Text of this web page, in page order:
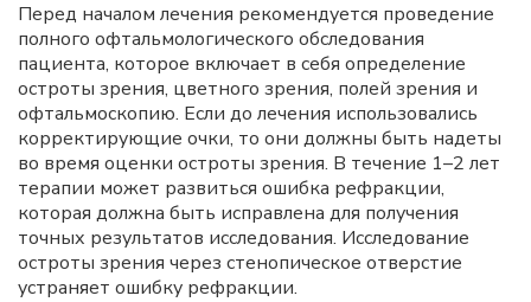
Перед началом лечения рекомендуется проведение
полного офтальмологического обследования
пациента, которое включает в себя определение
остроты зрения, цветного зрения, полей зрения и
офтальмоскопию. Если до лечения использовались
корректирующие очки, то они должны быть надеты
во время оценки остроты зрения. В течение 1–2 лет
терапии может развиться ошибка рефракции,
которая должна быть исправлена для получения
точных результатов исследования. Исследование
остроты зрения через стенопическое отверстие
устраняет ошибку рефракции.